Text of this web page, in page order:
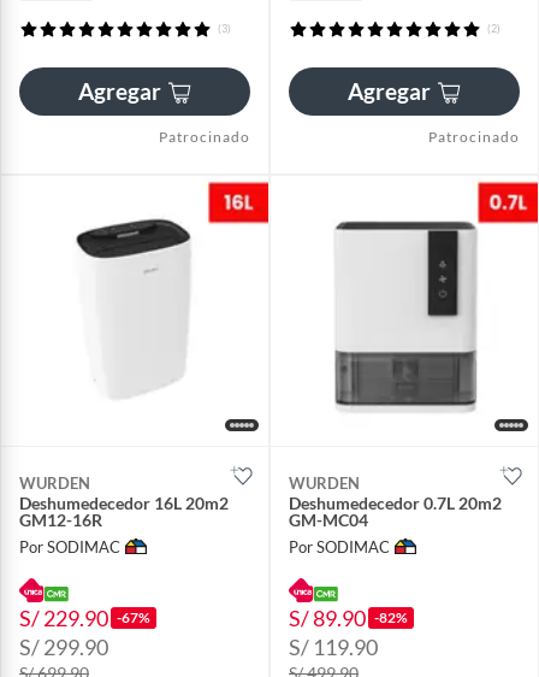
(3)
Agregar
Patrocinado
(2)
Agregar
Patrocinado
WURDEN
Deshumedecedor 16L 20m2
GM12-16R
Por SODIMAC
S/ 229.90 -67%
S/ 299.90
S/ 699.90
WURDEN
Deshumedecedor 0.7L 20m2
GM-MC04
Por SODIMAC
S/ 89.90 -82%
S/ 119.90
S/ 499.90